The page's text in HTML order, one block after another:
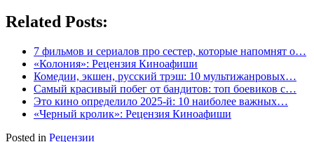
Related Posts:
7 фильмов и сериалов про сестер, которые напомнят о…
«Колония»: Рецензия Киноафиши
Комедии, экшен, русский трэш: 10 мультижанровых…
Самый красивый побег от бандитов: топ боевиков с…
Это кино определило 2025-й: 10 наиболее важных…
«Черный кролик»: Рецензия Киноафиши
Posted in Рецензии